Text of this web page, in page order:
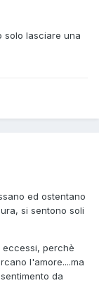
solo lasciare una
ed ostentano
si sentono soli
eccessi, perchè
l'amore....ma
da